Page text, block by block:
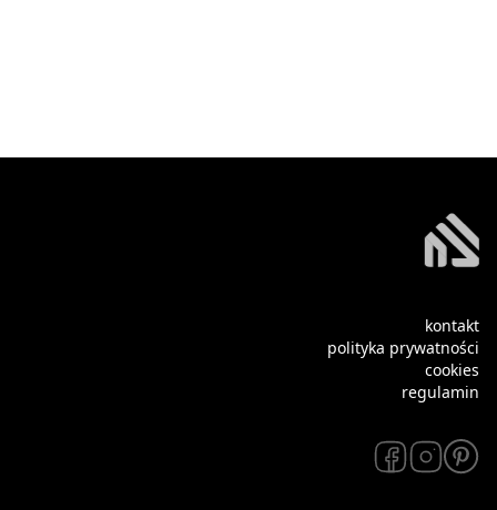
kontakt
polityka prywatności
cookies
regulamin